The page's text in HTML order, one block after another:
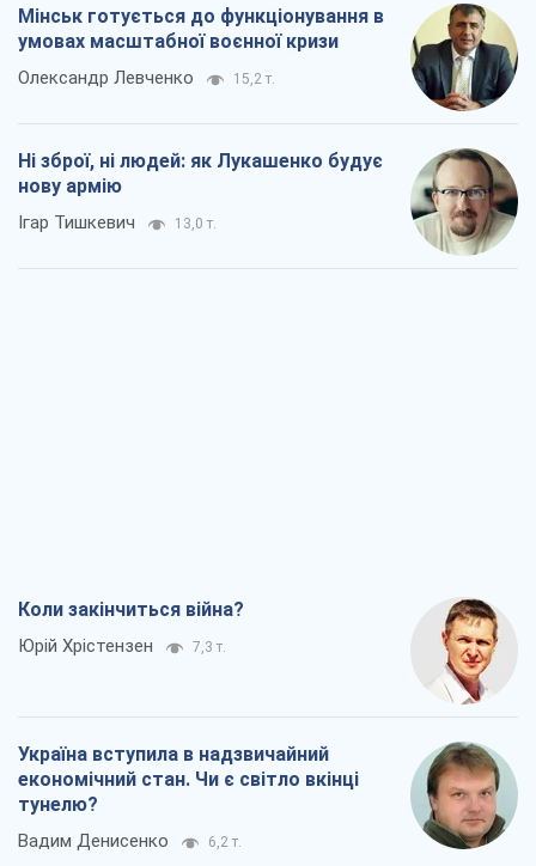
Мінськ готується до функціонування в
умовах масштабної воєнної кризи
Олександр Левченко 15,2 т.
Ні зброї, ні людей: як Лукашенко будує
нову армію
Ігар Тишкевич 13,0 т.
Коли закінчиться війна?
Юрій Хрістензен 7,3 т.
Україна вступила в надзвичайний
економічний стан. Чи є світло вкінці
тунелю?
Вадим Денисенко 6,2 т.